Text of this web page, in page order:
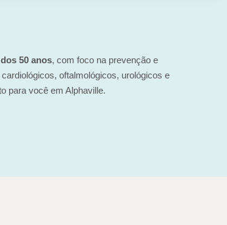
50 anos, com foco na prevenção e
oftalmológicos, urológicos e
para você em Alphaville.